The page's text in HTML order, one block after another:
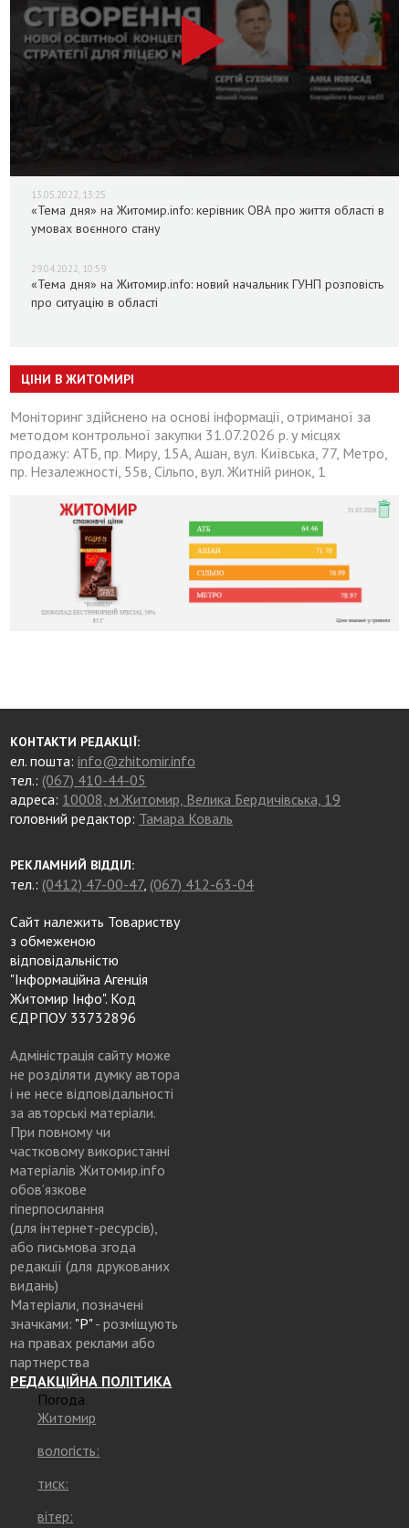
13.05.2022, 13:25
«Тема дня» на Житомир.info: керівник ОВА про життя області в
умовах воєнного стану
29.04.2022, 10:59
«Тема дня» на Житомир.info: новий начальник ГУНП розповість
про ситуацію в області
ЦІНИ В ЖИТОМИРІ
Моніторинг здійснено на основі інформації, отриманої за
методом контрольної закупки 31.07.2026 р. у місцях
продажу: АТБ, пр. Миру, 15А, Ашан, вул. Київська, 77, Метро,
пр. Незалежності, 55в, Сільпо, вул. Житній ринок, 1
КОНТАКТИ РЕДАКЦІЇ:
ел. пошта:info@zhitomir.info
тел.: (067) 410-44-05
адреса: 10008, м.Житомир, Велика Бердичівська, 19
головний редактор: Тамара Коваль
РЕКЛАМНИЙ ВІДДІЛ:
тел.: (0412) 47-00-47, (067) 412-63-04
Сайт належить Товариству
з обмеженою
відповідальністю
"Інформаційна Агенція
Житомир Інфо". Код
ЄДРПОУ 33732896
Адміністрація сайту може
не розділяти думку автора
і не несе відповідальності
за авторські матеріали.
При повному чи
частковому використанні
матеріалів Житомир.info
обов’язкове
гіперпосилання
(для інтернет-ресурсів),
або письмова згода
редакції (для друкованих
видань)
Матеріали, позначені
значками: "Р"- розміщують
на правах реклами або
партнерства
РЕДАКЦІЙНА ПОЛІТИКА
Погода
Житомир
вологість:
тиск:
вітер: